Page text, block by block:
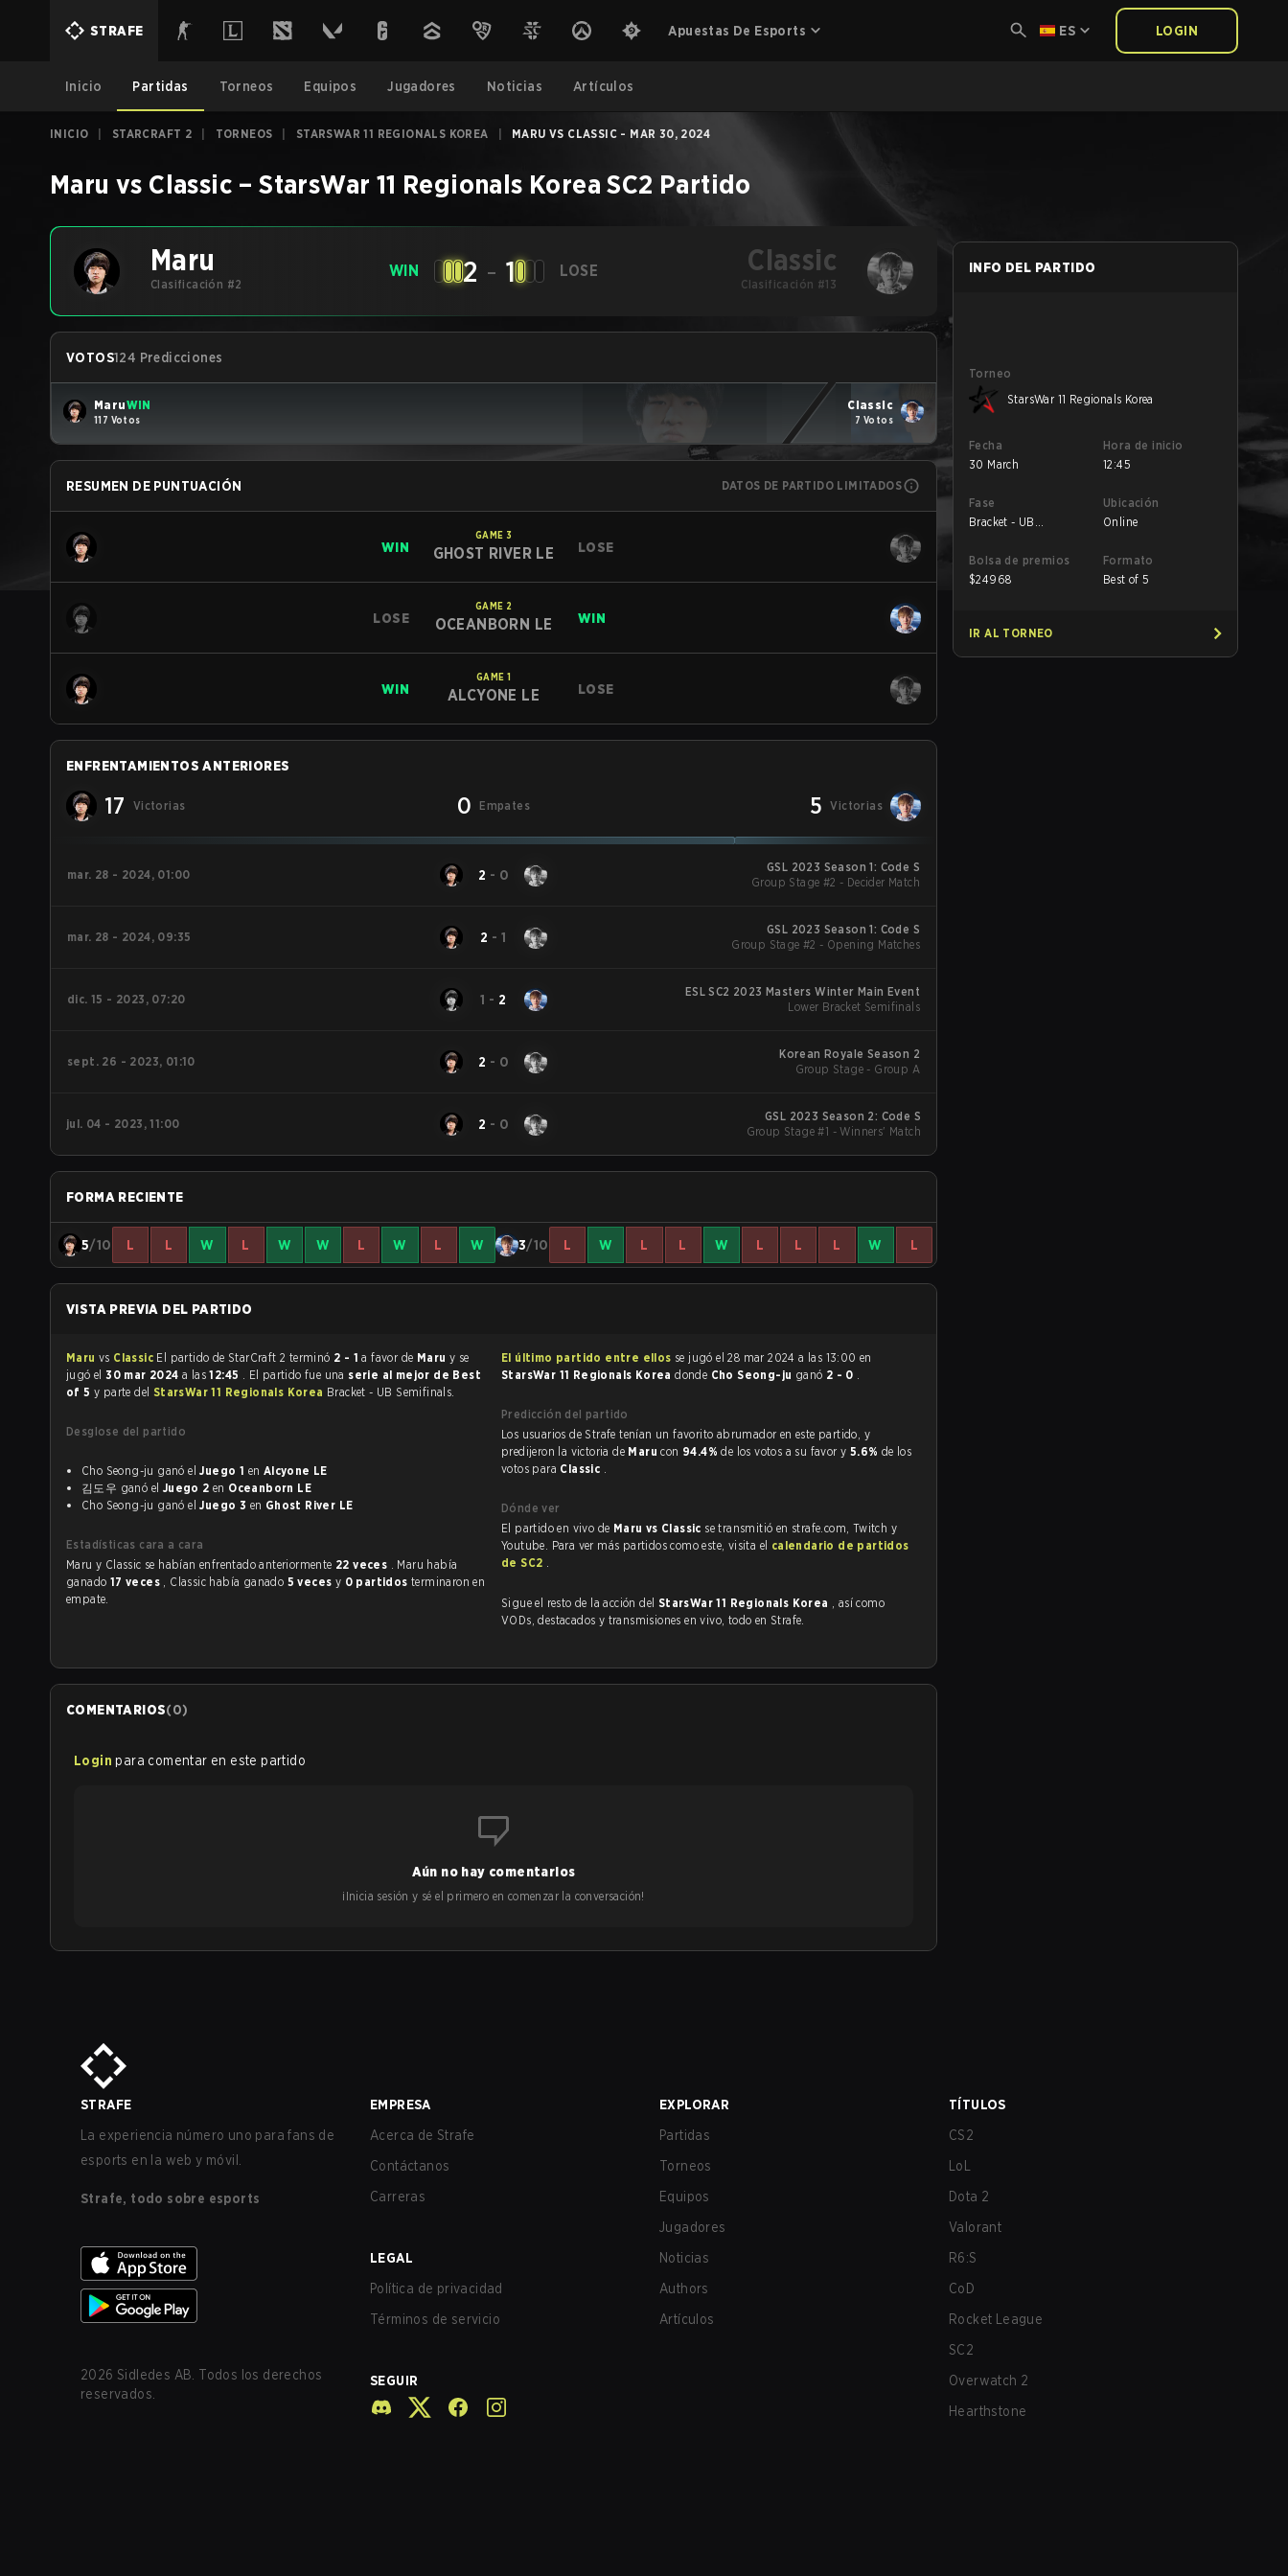
STRAFE Apuestas De Esports ES LOGIN
Inicio Partidas Torneos Equipos Jugadores Noticias Artículos
INICIO STARCRAFT 2 TORNEOS STARSWAR 11 REGIONALS KOREA MARU VS CLASSIC - MAR 30, 2024
Maru vs Classic –StarsWar 11 Regionals Korea SC2 Partido
Maru
Clasificación #2
WIN 2 - 1 LOSE Classic
Clasificación #13
VOTOS124 Predicciones
MaruWIN
117 Votos
Classic
7 Votos
RESUMEN DE PUNTUACIÓN DATOS DE PARTIDO LIMITADOS
WIN
GAME 3
GHOST RIVER LE LOSE
LOSE
GAME 2
OCEANBORN LE WIN
WIN
GAME 1
ALCYONE LE LOSE
ENFRENTAMIENTOS ANTERIORES
17 Victorias 0 Empates 5 Victorias
mar. 28 - 2024, 01:00 2 - 0
GSL 2023 Season 1: Code S
Group Stage #2 - Decider Match
mar. 28 - 2024, 09:35 2 -1
GSL 2023 Season 1: Code S
Group Stage #2 - Opening Matches
dic. 15 - 2023, 07:20 1 - 2
ESL SC2 2023 Masters Winter Main Event
Lower Bracket Semifinals
sept. 26 - 2023, 01:10 2 - 0
Korean Royale Season 2
Group Stage - Group A
jul. 04 - 2023, 11:00 2 - 0
GSL 2023 Season 2: Code S
Group Stage #1 - Winners' Match
FORMA RECIENTE
5/10 L L W L W W L W L W 3/10 L W L L W L L L W L
VISTA PREVIA DEL PARTIDO
Maru vs Classic El partido de StarCraft 2 terminó 2 - 1 a favor de Maru y se
jugó el30 mar 2024 a las12:45 . El partido fue una serie al mejor de Best
of 5 y parte del StarsWar 11 Regionals Korea Bracket - UB Semifinals.
Desglose del partido
Cho Seong-ju ganó elJuego 1 en Alcyone LE
김도우 ganó el Juego 2 en Oceanborn LE
Cho Seong-ju ganó elJuego 3 en Ghost River LE
Estadísticas cara a cara
Maru y Classic se habían enfrentado anteriormente 22 veces . Maru había
ganado 17 veces , Classic había ganado 5 veces y 0 partidos terminaron en
empate.
El último partido entre ellos se jugó el 28 mar 2024 a las 13:00 en
StarsWar 11 Regionals Koreadonde Cho Seong-ju ganó 2 - 0 .
Predicción del partido
Los usuarios de Strafe tenían un favorito abrumador en este partido, y
predijeron la victoria de Marucon 94.4%de los votos a su favor y 5.6% de los
votos para Classic .
Dónde ver
El partido en vivo de Maru vs Classic se transmitió en strafe.com, Twitch y
Youtube. Para ver más partidos como este, visita el calendario de partidos
de SC2 .
Sigue el resto de la acción del StarsWar 11 Regionals Korea , así como
VODs, destacados y transmisiones en vivo, todo en Strafe.
COMENTARIOS(0)
Login para comentar en este partido
Aún no hay comentarios
¡Inicia sesión y sé el primero en comenzar la conversación!
INFO DEL PARTIDO
Torneo
StarsWar 11 Regionals Korea
Fecha
30 March
Hora de inicio
12:45
Fase
Bracket - UB
Ubicación
Online
Bolsa de premios
$24968
Formato
Best of 5
IR AL TORNEO
STRAFE
La experiencia número uno para fans de
esports en la web y móvil.
Strafe, todo sobre esports
2026 Sidledes AB. Todos los derechos
reservados.
EMPRESA
Acerca de Strafe
Contáctanos
Carreras
LEGAL
Política de privacidad
Términos de servicio
SEGUIR
EXPLORAR
Partidas
Torneos
Equipos
Jugadores
Noticias
Authors
Artículos
TÍTULOS
CS2
LoL
Dota 2
Valorant
R6:S
CoD
Rocket League
SC2
Overwatch 2
Hearthstone